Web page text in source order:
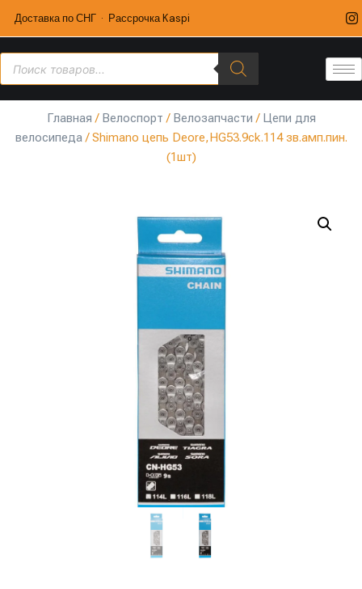
Доставка по СНГ · Рассрочка Kaspi
Главная / Велоспорт / Велозапчасти / Цепи для
велосипеда/ Shimano цепь Deore,HG53.9ck.114 зв.амп.пин.
(1шт)